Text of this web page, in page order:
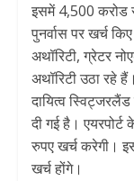
इसमें 4,500 करोड
पुनर्वास पर खर्च
अथॉरिटी, ग्रेटर
अथॉरिटी उठा रहे
दायित्व
दी गई है।
रुपए खर्च करेगी।
खर्च होंगे।